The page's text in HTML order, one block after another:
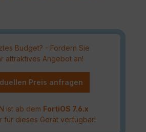
Budget? - Fordern Sie
attraktives Angebot an!
Preis anfragen
ist ab dem FortiOS 7.6.x
für dieses Gerät verfügbar!